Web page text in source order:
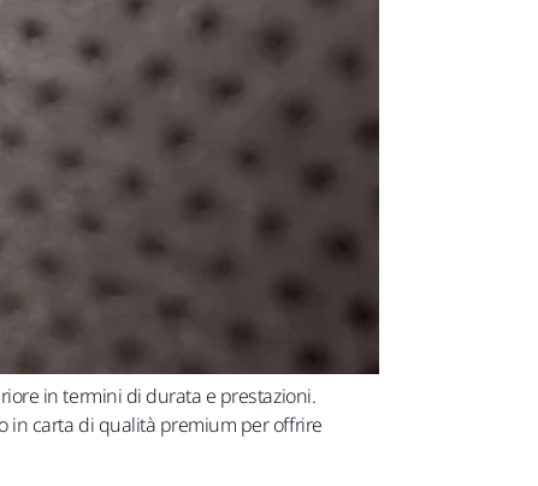
in termini di durata e prestazioni.
in carta di qualità premium per offrire